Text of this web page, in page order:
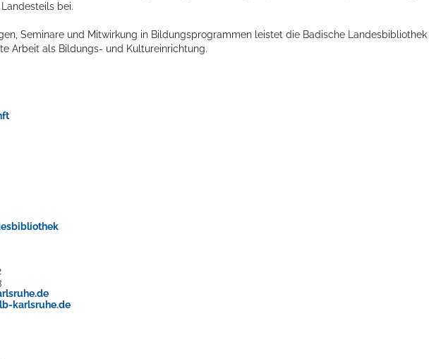
bei.
Seminare und Mitwirkung in Bildungsprogrammen leistet die Badische Landesbibliothek
Arbeit als Bildungs- und Kultureinrichtung.
karlsruhe.de